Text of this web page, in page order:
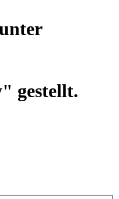
gestellt.